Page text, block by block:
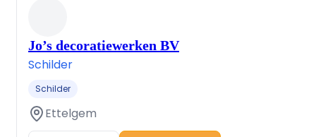
Jo’s decoratiewerken BV
Schilder
Schilder
Ettelgem